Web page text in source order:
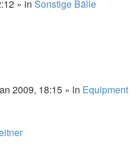
» in Sonstige Bälle
2009, 18:15 » in Equipment